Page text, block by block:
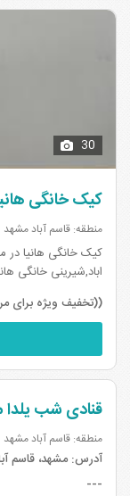
قنادی های بلوار قرنی
30
کیک خانگی
منطقه: قاسم آباد مشهد
کیک خانگی هانیا
اباد,شیرینی خانگی
خانگی
خانگی مشهد،کیک
((تخفیف ویژه برای
قنادی شب
منطقه: قاسم آباد مشهد
آدرس:مشهد، قاسم
---